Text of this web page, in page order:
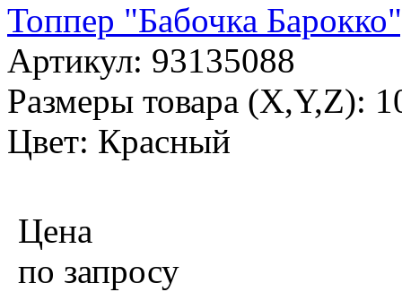
Топпер "Бабочка
Артикул: 93135088
Размеры товара (X,Y,Z):
Цвет: Красный
Цена
по запросу